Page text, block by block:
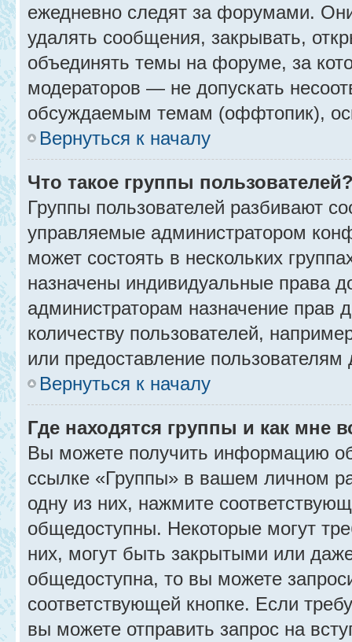
ежедневно следят за форумами.
удалять сообщения, закрывать,
объединять темы на форуме, за
модераторов — не допускать
обсуждаемым темам (оффтопик),
Вернуться к началу
Что такое группы
Группы пользователей разбивают
управляемые администратором
может состоять в нескольких
назначены индивидуальные права
администраторам назначение прав
количеству пользователей,
или предоставление
Вернуться к началу
Где находятся группы и как мне
Вы можете получить информацию
ссылке «Группы» в вашем личном
одну из них, нажмите
общедоступны. Некоторые могут
них, могут быть закрытыми или
общедоступна, то вы можете
соответствующей кнопке. Если
вы можете отправить запрос на